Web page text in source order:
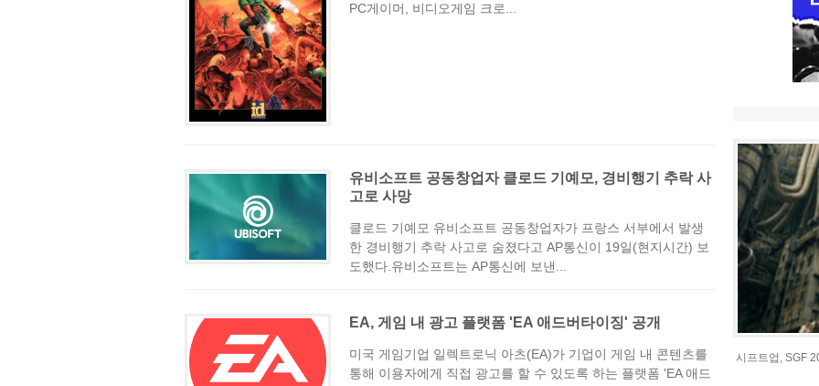
PC게이머, 비디오게임 크로...
유비소프트 공동창업자 클로드 기예모, 경비행기 추락 사
고로 사망
클로드 기예모 유비소프트 공동창업자가 프랑스 서부에서 발생
한 경비행기 추락 사고로 숨졌다고 AP통신이 19일(현지시간) 보
도했다.유비소프트는 AP통신에 보낸...
EA, 게임 내 광고 플랫폼 'EA 애드버타이징' 공개
미국 게임기업 일렉트로닉 아츠(EA)가 기업이 게임 내 콘텐츠를
통해 이용자에게 직접 광고를 할 수 있도록 하는 플랫폼 'EA 애드
시프트업, SGF